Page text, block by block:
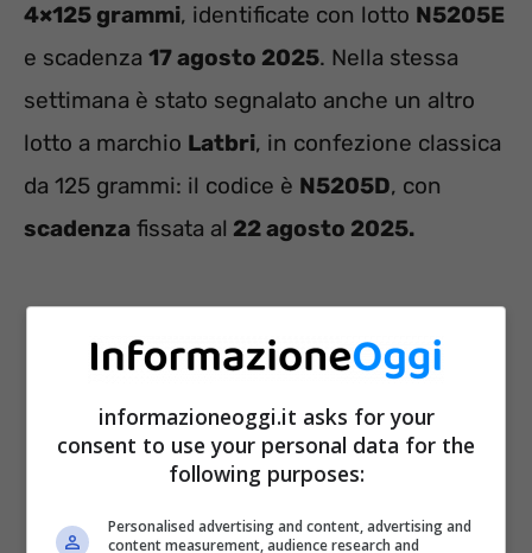
4×125 grammi, identificate con lotto N5205E
e scadenza 17 agosto 2025. Nella stessa
settimana è stato segnalato anche un altro
lotto a marchio Latbri, in confezione classica
da 125 grammi: il codice è N5205D, con
scadenza fissata al 22 agosto 2025.
informazioneoggi.it asks for your
consent to use your personal data for the
following purposes:
Personalised advertising and content, advertising and
content measurement, audience research and